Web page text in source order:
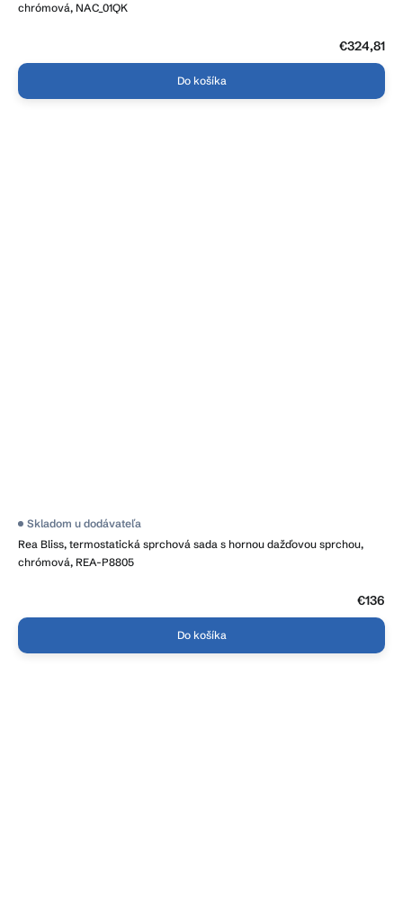
chrómová, NAC_01QK
€324,81
Do košíka
Rea Bliss, termostatická sprchová sada s hornou dažďovou sprchou,
chrómová, REA-P8805
Skladom u dodávateľa
€136
Do košíka